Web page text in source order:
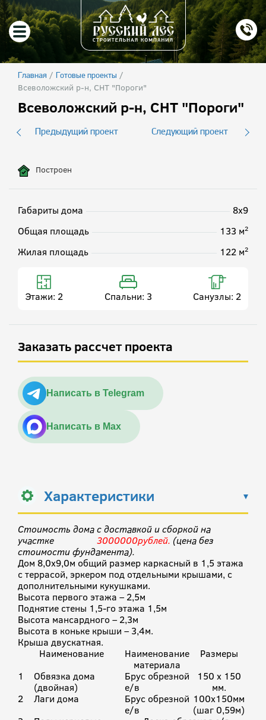
Главная / Готовые проекты /
Всеволожский р-н, СНТ "Пороги"
Всеволожский р-н, СНТ "Пороги"
Предыдущий проект Следующий проект
Построен
Габариты дома
8х9
Общая площадь
133 м2
Жилая площадь 122 м2
Этажи: 2 Спальни: 3 Санузлы: 2
Заказать рассчет проекта
Написать в Telegram
Написать в Max
Характеристики
Стоимость дома с доставкой и сборкой на
участке 3000000рублей. (цена без
стоимости фундамента).
Дом 8,0х9,0м общий размер каркасный в 1,5 этажа
с террасой, эркером под отдельными крышами, с
дополнительными кукушками.
Высота первого этажа – 2,5м
Поднятие стены 1,5-го этажа 1,5м
Высота мансардного – 2,3м
Высота в коньке крыши – 3,4м.
Крыша двускатная.
Наименование
Наименование
материала
Размеры
1
Обвязка дома
(двойная)
Брус обрезной
е/в
150 х 150
мм.
2
Лаги дома
Брус обрезной
е/в
100х150мм
(шаг 0,59м)